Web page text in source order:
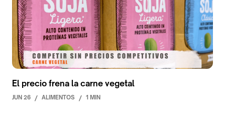
El precio frena la carne vegetal
JUN 26 / ALIMENTOS / 1 MIN